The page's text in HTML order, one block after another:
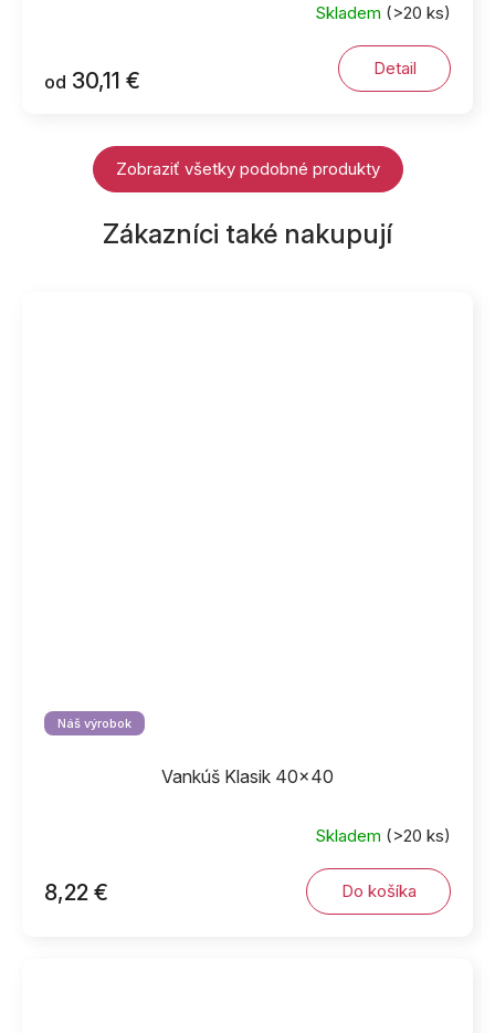
Skladem (>20 ks)
od 30,11 € Detail
Zobraziť všetky podobné produkty
Zákazníci také nakupují
Náš výrobok
Vankúš Klasik 40x40
Skladem (>20 ks)
8,22 € Do košíka